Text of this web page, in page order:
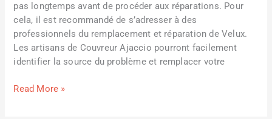
pas longtemps avant de procéder aux réparations. Pour
cela, il est recommandé de s’adresser à des
professionnels du remplacement et réparation de Velux.
Les artisans de Couvreur Ajaccio pourront facilement
identifier la source du problème et remplacer votre
Read More »